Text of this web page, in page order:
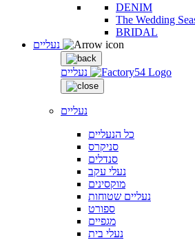
DENIM
The Wedding
BRIDAL
נעליים
נעליים
כל הנעליים
סניקרס
סנדלים
נעלי עקב
מוקסינים
נעליים שטוחות
ספורט
מגפיים
נעלי בית